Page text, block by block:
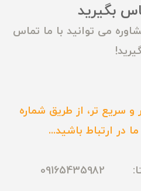
بگیرید
می توانید با ما تماس
سریع تر، از طریق شماره
در ارتباط باشید...